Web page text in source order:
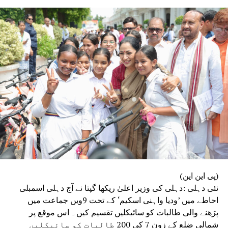
(پی این این)
نئی دہلی :دہلی کی وزیر اعلیٰ ریکھا گپتا نے آج دہلی اسمبلی
احاطے میں ’ودیا واہنی اسکیم‘ کے تحت 9ویں جماعت میں
پڑھنے والی طالبات کو سائیکلیں تقسیم کیں۔ اس موقع پر
شمالی ضلع کے زون 7 کی 200 طالبات کو سائیکلیں